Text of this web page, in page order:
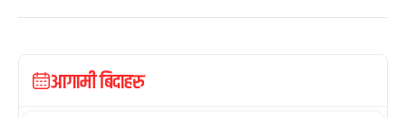
आगामी बिदाहरु